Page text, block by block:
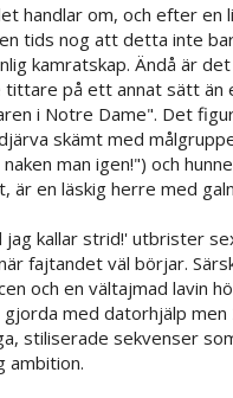
handlar om, och efter en
tids nog att detta inte
kamratskap. Ändå är
tittare på ett annat sätt än
i Notre Dame". Det
skämt med
man igen!") och
är en läskig herre med
jag kallar strid!' utbrister
fajtandet väl börjar.
och en vältajmad lavin
gjorda med datorhjälp men
stiliserade sekvenser
ambition.